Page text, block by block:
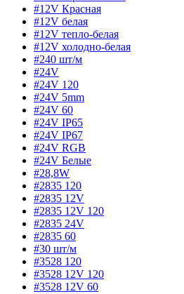
#12V Красная
#12V белая
#12V тепло-белая
#12V холодно-белая
#240 шт/м
#24V
#24V 120
#24V 5mm
#24V 60
#24V IP65
#24V IP67
#24V RGB
#24V Белые
#28,8W
#2835 120
#2835 12V
#2835 12V 120
#2835 24V
#2835 60
#30 шт/м
#3528 120
#3528 12V 120
#3528 12V 60